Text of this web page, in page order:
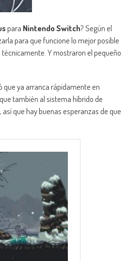
para Nintendo Switch? Según el
para que funcione lo mejor posible
Y mostraron el pequeño
que ya arranca rápidamente en
también al sistema híbrido de
que hay buenas esperanzas de que